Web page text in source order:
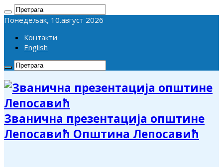
Понедељак, 10.август 2026
Контакти
English
Званична презентација општине
Лепосавић Општина Лепосавић